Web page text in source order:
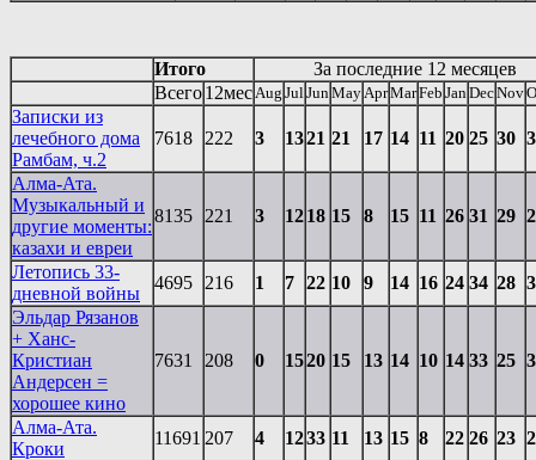
Итого
За последние 12 месяцев
Всего12мес Aug Jul Jun May AprMarFeb Jan DecNov
Записки из
лечебного дома
Рамбам, ч.2
7618 222 3 1321 21 17 14 11 20 25 30
Алма-Ата.
Музыкальный и
другие моменты:
казахи и евреи
8135 221 3 1218 15 8 15 11 26 31 29
Летопись 33-
дневной войны
4695 216 1 7 22 10 9 14 16 24 34 28
Эльдар Рязанов
+ Ханс-
Кристиан
Андерсен =
хорошее кино
7631 208 0 1520 15 13 14 10 14 33 25
Алма-Ата.
Кроки
11691 207 4 1233 11 13 15 8 22 26 23